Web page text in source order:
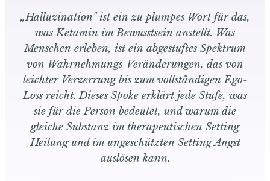
„Halluzination" ist ein zu plumpes Wort für das,
was Ketamin im Bewusstsein anstellt. Was
Menschen erleben, ist ein abgestuftes Spektrum
von Wahrnehmungs-Veränderungen, das von
leichter Verzerrung bis zum vollständigen Ego-
Loss reicht. Dieses Spoke erklärt jede Stufe, was
sie für die Person bedeutet, und warum die
gleiche Substanz im therapeutischen Setting
Heilung und im ungeschützten Setting Angst
auslösen kann.